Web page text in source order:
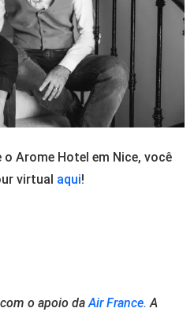
o Arome Hotel em Nice, você
virtual aqui!
com o apoio daAir France. A